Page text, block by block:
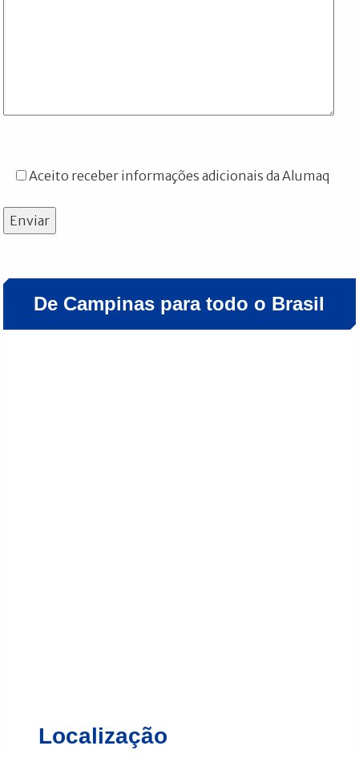
Aceito receber informações adicionais da Alumaq
Enviar
De Campinas para todo o Brasil
Localização